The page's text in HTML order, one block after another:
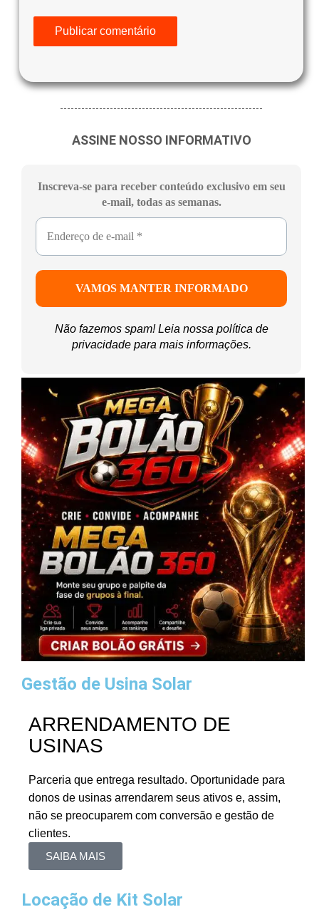
ASSINE NOSSO INFORMATIVO
Inscreva-se para receber conteúdo exclusivo em seu
e-mail, todas as semanas.
Não fazemos spam! Leia nossa política de
privacidadepara mais informações.
Gestão de Usina Solar
ARRENDAMENTO DE
USINAS
Parceria que entrega resultado. Oportunidade para
donos de usinas arrendarem seus ativos e, assim,
não se preocuparem com conversão e gestão de
clientes.
SAIBA MAIS
Locação de Kit Solar